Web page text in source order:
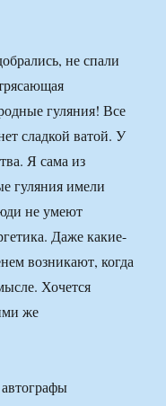
не спали
гуляния! Все
сладкой ватой. У
Я сама из
гуляния имели
не умеют
Даже какие-
возникают, когда
Хочется
же